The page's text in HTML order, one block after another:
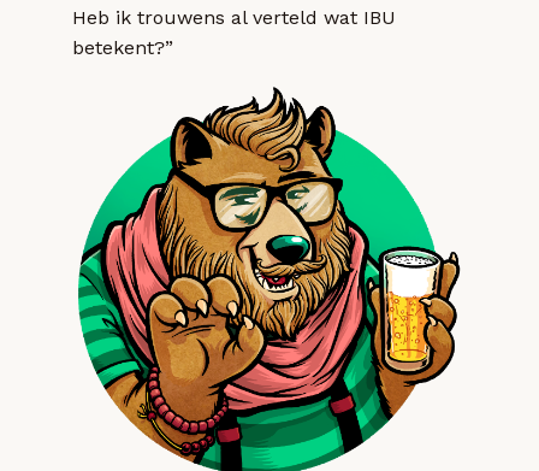
Heb ik trouwens al verteld wat IBU
betekent?”